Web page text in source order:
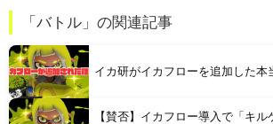
【悲報】 おわり。
「バトル」の関連記事
イカ研がイカフローを追加した本
【賛否】イカフロー導入で「キ